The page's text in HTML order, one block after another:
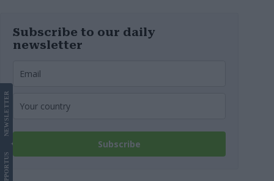
Subscribe to our daily
newsletter
Subscribe
SUPPORT
US
NEWS
LETTER